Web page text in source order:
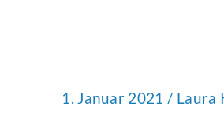
1. Januar 2021 / Laura